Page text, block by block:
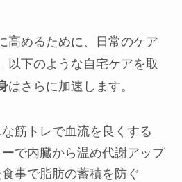
高めるために、日常のケア
以下のような自宅ケアを取
はさらに加速します。
筋トレで血流を良くする
で内臓から温め代謝アップ
事で脂肪の蓄積を防ぐ